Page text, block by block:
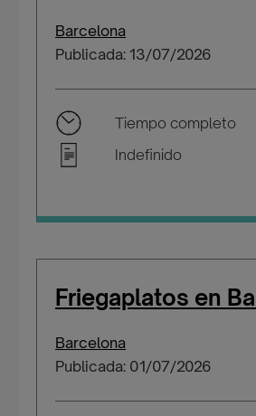
Barcelona
Publicada: 13/07/2026
Tiempo completo
Indefinido
Friegaplatos en
Barcelona
Publicada: 01/07/2026